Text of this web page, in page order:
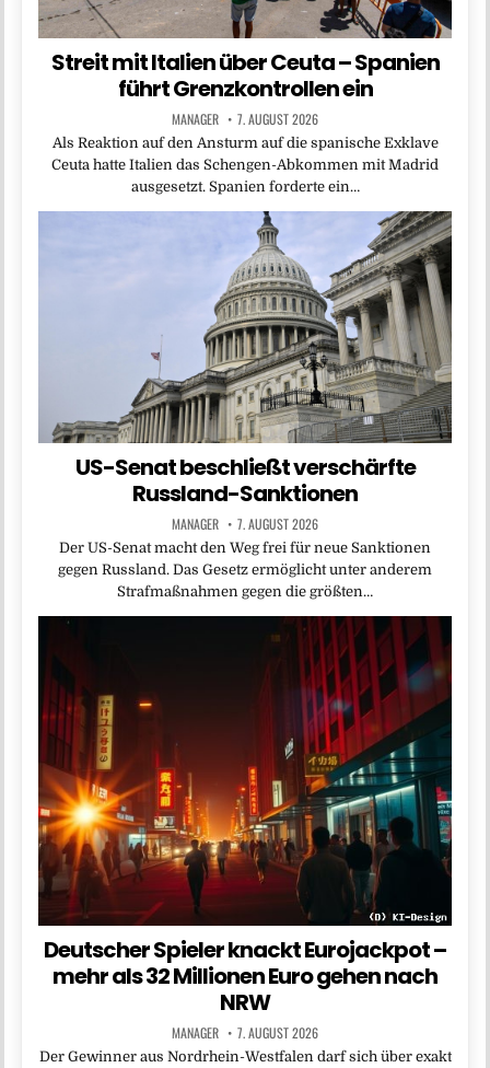
Streit mit Italien über Ceuta – Spanien
führt Grenzkontrollen ein
MANAGER 7. AUGUST 2026
Als Reaktion auf den Ansturm auf die spanische Exklave
Ceuta hatte Italien das Schengen-Abkommen mit Madrid
ausgesetzt. Spanien forderte ein…
US-Senat beschließt verschärfte
Russland-Sanktionen
MANAGER 7. AUGUST 2026
Der US-Senat macht den Weg frei für neue Sanktionen
gegen Russland. Das Gesetz ermöglicht unter anderem
Strafmaßnahmen gegen die größten…
Deutscher Spieler knackt Eurojackpot –
mehr als 32 Millionen Euro gehen nach
NRW
MANAGER 7. AUGUST 2026
Der Gewinner aus Nordrhein-Westfalen darf sich über exakt